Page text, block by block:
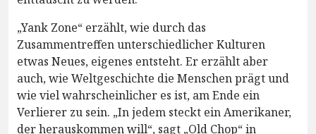
„Yank Zone“ erzählt, wie durch das
Zusammentreffen unterschiedlicher Kulturen
etwas Neues, eigenes entsteht. Er erzählt aber
auch, wie Weltgeschichte die Menschen prägt und
wie viel wahrscheinlicher es ist, am Ende ein
Verlierer zu sein. „In jedem steckt ein Amerikaner,
der herauskommen will“, sagt „Old Chop“ in